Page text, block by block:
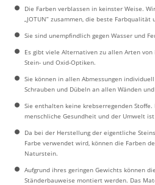
Die Farben verblassen in keinster Weise.
„JOTUN” zusammen, die beste
Sie sind unempfindlich gegen Wasser und
Es gibt viele Alternativen zu allen Arten von
Stein- und Oxid-Optiken.
Sie können in allen Abmessungen
Schrauben und Dübeln an allen Wänden
Sie enthalten keine krebserregenden
menschliche Gesundheit und der Umwelt
Da bei der Herstellung der eigentliche
Farbe verwendet wird, können die Farben
Naturstein.
Aufgrund ihres geringen Gewichts können
Ständerbauweise montiert werden. Das